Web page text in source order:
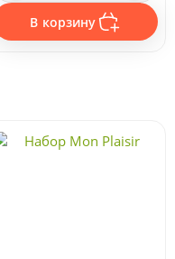
В корзину